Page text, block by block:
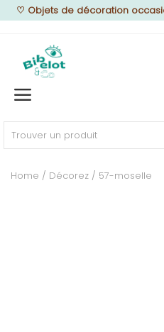
♡ Objets de décoration
Home
MEUBLEZ
Home Décorez 57-moselle